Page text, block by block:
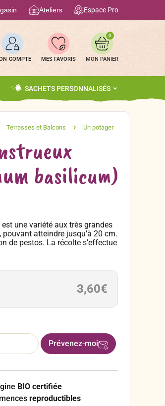
Ateliers Espace Pro
COMPTE MES FAVORIS
0
SACHETS PERSONNALISÉS
basilicum)
une variété aux très grandes
atteindre jusqu’à 20 cm.
de pestos. La récolte s’effectue
extrémités des tiges quand
la récolte.
3,60€
BIO certifiée
reproductibles